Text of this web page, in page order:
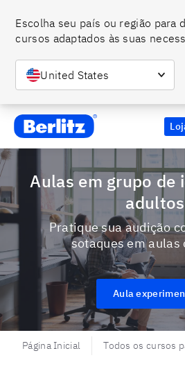
Escolha seu país ou região para
cursos adaptados às suas
United States
Berlitz BR
Aulas em grupo de idiomas para
adultos
Pratique sua audição com diferentes
sotaques em aulas
Aula
Página Inicial Todos os cursos